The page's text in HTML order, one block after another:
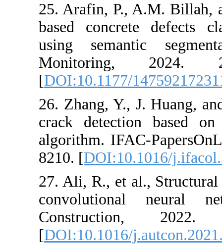
25. Arafin, P.,
based
using
[DOI:10.1177/
26. Zhang, Y.,
crack
algorithm.
8210. [
27. Ali, R., et
[DOI:10.1016/